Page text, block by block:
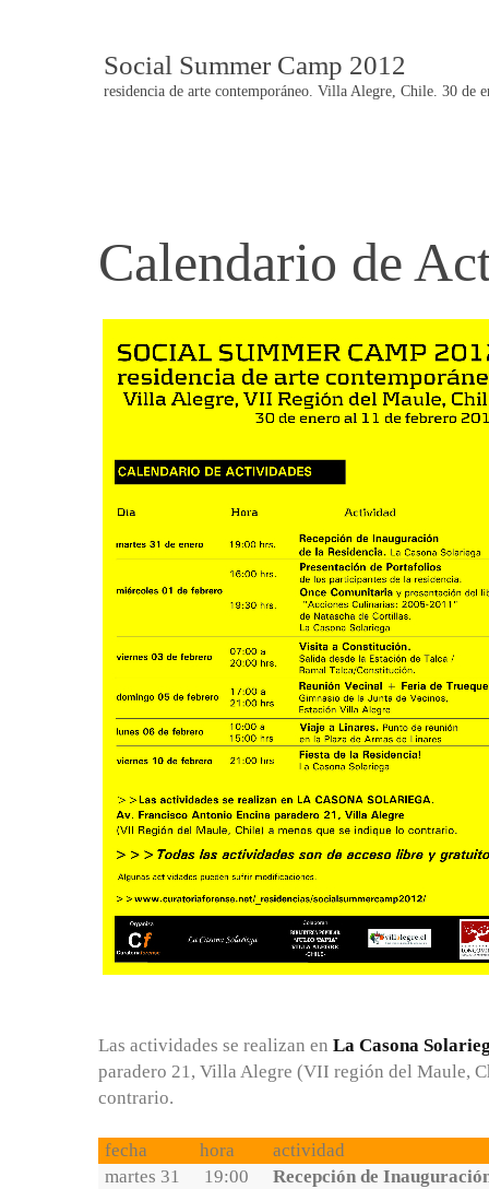
Social Summer Camp 2012
residencia de arte contemporáneo. Villa Alegre, Chile. 30 de
Calendario de
Las actividades se realizan en La Casona
paradero 21, Villa Alegre (VII región del Maule,
contrario.
fecha hora
actividad
martes 31
19:00
Recepción de